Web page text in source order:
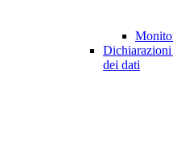
dei dati